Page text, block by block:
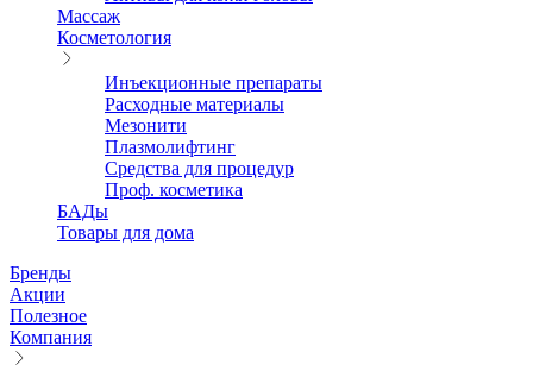
Массаж
Косметология
Инъекционные препараты
Расходные материалы
Мезонити
Плазмолифтинг
Средства для процедур
Проф. косметика
БАДы
Товары для дома
Бренды
Акции
Полезное
Компания